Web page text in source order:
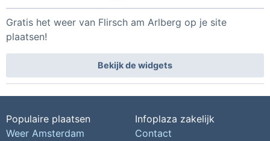
Gratis het weer van Flirsch am Arlberg op je site
plaatsen!
Bekijk de widgets
Populaire plaatsen
Weer Amsterdam
Infoplaza zakelijk
Contact